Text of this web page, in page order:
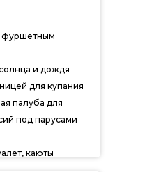
фуршетным
и дождя
для купания
палуба для
под парусами
каюты